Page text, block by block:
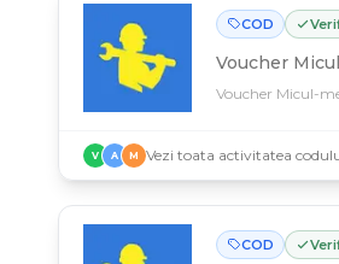
COD
Voucher
Voucher Micul-
V A M Vezi toata activitatea
COD